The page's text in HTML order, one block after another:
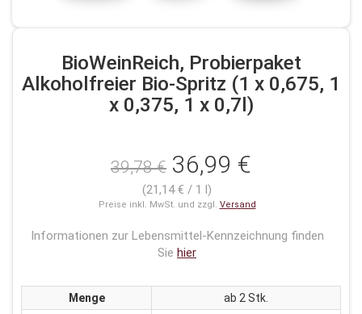
BioWeinReich, Probierpaket
Alkoholfreier Bio-Spritz (1 x 0,675, 1
x 0,375, 1 x 0,7l)
39,78 € 36,99 €
(21,14 € / 1 l)
Preise inkl. MwSt. und zzgl. Versand
Informationen zur Lebensmittel-Kennzeichnung finden
Sie hier
Menge ab 2 Stk.